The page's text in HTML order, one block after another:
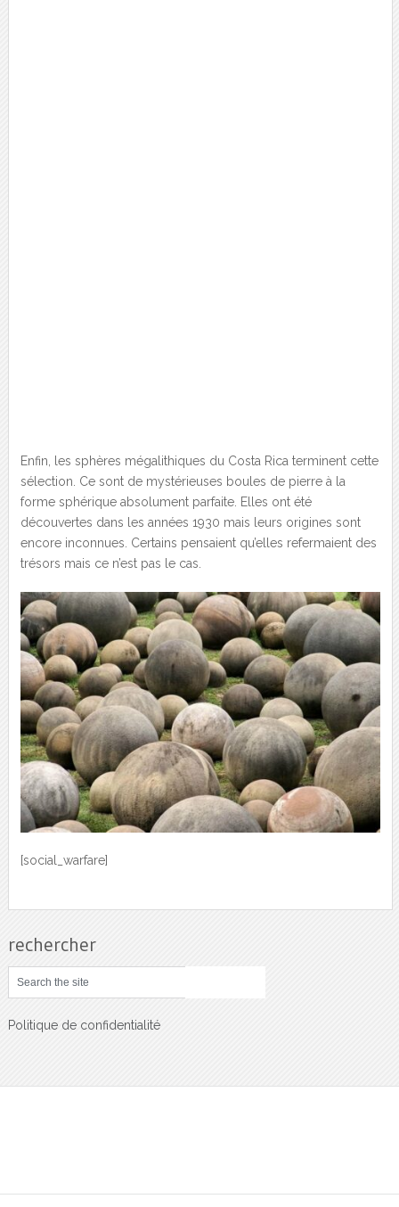
Enfin, les sphères mégalithiques du Costa Rica terminent cette
sélection. Ce sont de mystérieuses boules de pierre à la
forme sphérique absolument parfaite. Elles ont été
découvertes dans les années 1930 mais leurs origines sont
encore inconnues. Certains pensaient qu’elles refermaient des
trésors mais ce n’est pas le cas.
[social_warfare]
rechercher
Politique de confidentialité